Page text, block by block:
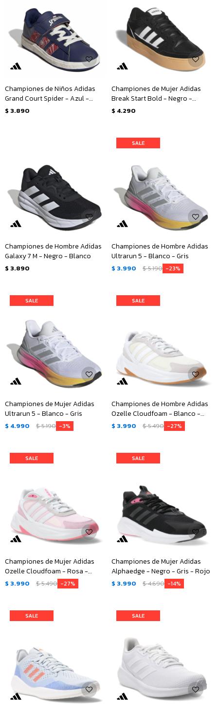
Championes de Niños Adidas
Grand Court Spider - Azul -
Marino
$ 3.890
Championes de Mujer Adidas
Break Start Bold - Negro -
Blanco
$ 4.290
Championes de Hombre Adidas
Galaxy 7 M - Negro - Blanco
$ 3.890
Championes de Hombre Adidas
Ultrarun 5 - Blanco - Gris
$ 3.990 $5.190 23
Championes de Mujer Adidas
Ultrarun 5 - Blanco - Gris
$ 4.990 $5.190 3
Championes de Hombre Adidas
Ozelle Cloudfoam - Blanco -
Gris
$ 3.990 $5.490 27
Championes de Mujer Adidas
Ozelle Cloudfoam - Rosa -
Blanco - Gris
$ 3.990 $5.490 27
Championes de Mujer Adidas
Alphaedge - Negro - Gris - Rojo
$ 3.990 $4.690 14